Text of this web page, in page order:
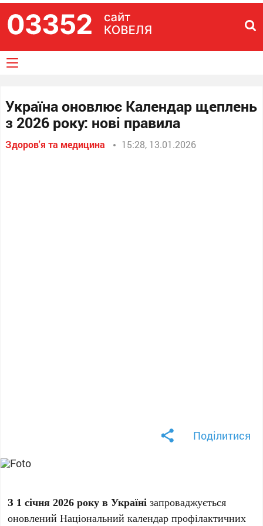
Україна оновлює Календар щеплень
з 2026 року: нові правила
Здоров'я та медицина 15:28, 13.01.2026
Поділитися
З 1 січня 2026 року в Україні запроваджується
оновлений Національний календар профілактичних